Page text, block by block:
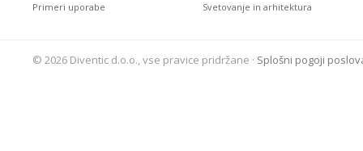
Primeri uporabe
Svetovanje in arhitektura
© 2026 Diventic d.o.o., vse pravice pridržane · Splošni pogoji